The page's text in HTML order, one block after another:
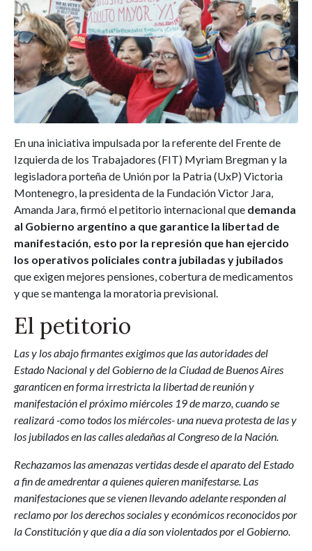
En una iniciativa impulsada por la referente del Frente de
Izquierda de los Trabajadores (FIT) Myriam Bregman y la
legisladora porteña de Unión por la Patria (UxP) Victoria
Montenegro, la presidenta de la Fundación Victor Jara,
Amanda Jara, firmó el petitorio internacional que demanda
al Gobierno argentino a que garantice la libertad de
manifestación, esto por la represión que han ejercido
los operativos policiales contra jubiladas y jubilados
que exigen mejores pensiones, cobertura de medicamentos
y que se mantenga la moratoria previsional.
El petitorio
Las y los abajo firmantes exigimos que las autoridades del
Estado Nacional y del Gobierno de la Ciudad de Buenos Aires
garanticen en forma irrestricta la libertad de reunión y
manifestación el próximo miércoles 19 de marzo, cuando se
realizará -como todos los miércoles- una nueva protesta de las y
los jubilados en las calles aledañas al Congreso de la Nación.
Rechazamos las amenazas vertidas desde el aparato del Estado
a fin de amedrentar a quienes quieren manifestarse. Las
manifestaciones que se vienen llevando adelante responden al
reclamo por los derechos sociales y económicos reconocidos por
la Constitución y que día a día son violentados por el Gobierno.